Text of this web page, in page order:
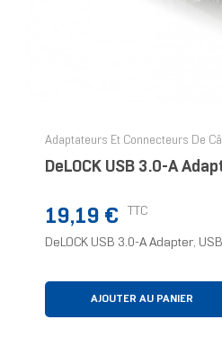
Adaptateurs Et Connecteurs De
DeLOCK USB 3.0-A
Prix
19,19 € TTC
DeLOCK USB 3.0-A Adapter,
AJOUTER AU PANIER